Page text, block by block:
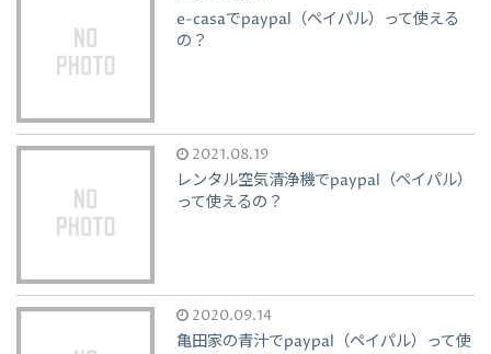
e-casaでpaypal（ペイパル）って使える
の？
2021.08.19
レンタル空気清浄機でpaypal（ペイパル）
って使えるの？
2020.09.14
亀田家の青汁でpaypal（ペイパル）って使